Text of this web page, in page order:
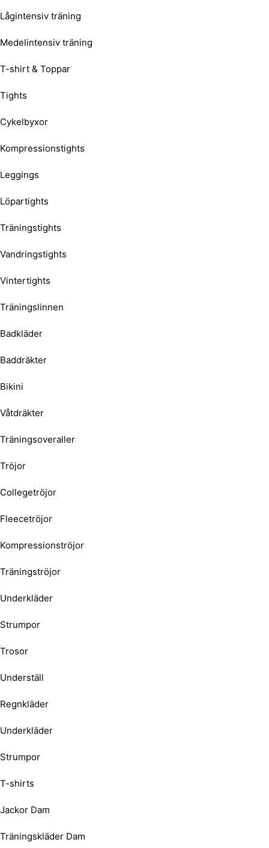
Lågintensiv träning
Medelintensiv träning
T-shirt & Toppar
Tights
Cykelbyxor
Kompressionstights
Leggings
Löpartights
Träningstights
Vandringstights
Vintertights
Träningslinnen
Badkläder
Baddräkter
Bikini
Våtdräkter
Träningsoveraller
Tröjor
Collegetröjor
Fleecetröjor
Kompressionströjor
Träningströjor
Underkläder
Strumpor
Trosor
Underställ
Regnkläder
Underkläder
Strumpor
T-shirts
Jackor Dam
Träningskläder Dam